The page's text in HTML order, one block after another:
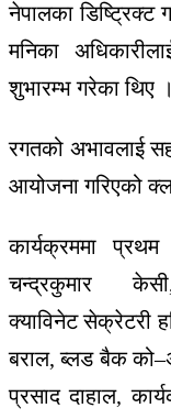
नेपालका डिष्ट्रिक्ट
मनिका
शुभारम्भ गरेका थिए ।
रगतको अभावलाई
आयोजना गरिएको
कार्यक्रममा प्रथम
चन्द्रकुमार
केसी
क्याविनेटसेक्रेटरी
बराल,ब्लड बैक को–
प्रसाद दाहाल,